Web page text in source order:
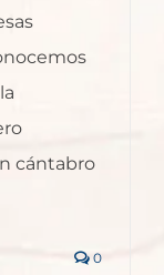
cántabro
0